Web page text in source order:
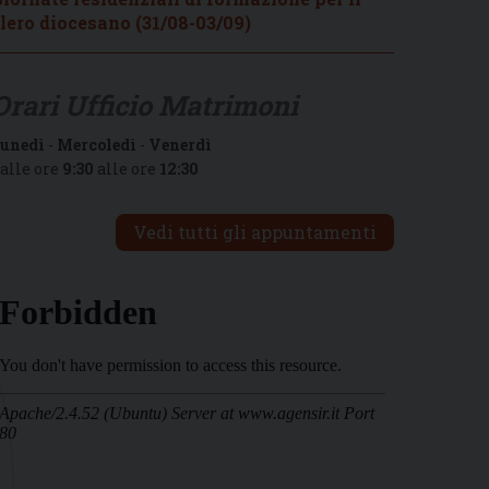
diocesano (31/08-03/09)
- Mercoledì - Venerdì
ore 9:30 alle ore 12:30
Vedi tutti gli appuntamenti